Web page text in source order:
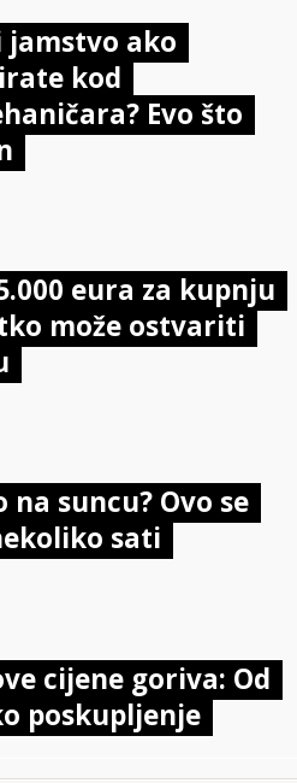
ako
kod
Evo što
eura za kupnju
može ostvariti
suncu? Ovo se
sati
cijene goriva: Od
poskupljenje